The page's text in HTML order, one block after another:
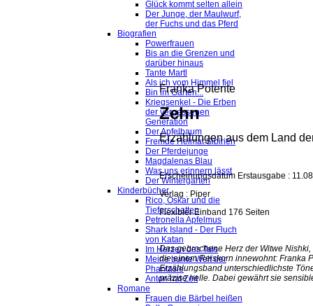
Glück kommt selten allein
Der Junge, der Maulwurf,
der Fuchs und das Pferd
Biografien
Powerfrauen
Bis an die Grenzen und
darüber hinaus
Tante Martl
Als ich vom Himmel fiel
Bin im Garten...
Kriegsenkel - Die Erben
der vergessenen
Generation
Der Apfelbaum
Fremde Heimat Sibirien
Der Pferdejunge
Magdalenas Blau
Was uns erinnern lässt
Der Wintergarten
Kinderbücher
Rico, Oskar und die
Tieferschatten
Petronella Apfelmus
Shark Island - Der Fluch
von Katan
Im Herzen des Tals
Meine bunte Welt der
Phantasie
Anton hat Zeit
Romane
Frauen die Bärbel heißen
Franka Potente
Zehn
Erzählungen aus dem Land
Erscheinungsdatum Erstausgabe :
Verlag : Piper
Flexibler Einband 176 Seiten
Das gebrochene Herz der Witwe
die einem Reiskorn innewohnt: Franka
Erzählungsband unterschiedlichste
präzise helle. Dabei gewährt sie